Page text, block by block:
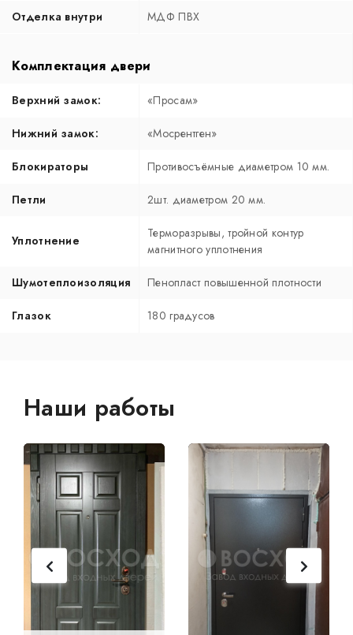
Отделка внутри МДФ ПВХ
Комплектация двери
Верхний замок: «Просам»
Нижний замок: «Мосрентген»
Блокираторы Противосъёмные диаметром 10 мм.
Петли 2шт. диаметром 20 мм.
Уплотнение
Терморазрывы, тройной контур
магнитного уплотнения
Шумотеплоизоляция Пенопласт повышенной плотности
Глазок 180 градусов
Наши работы